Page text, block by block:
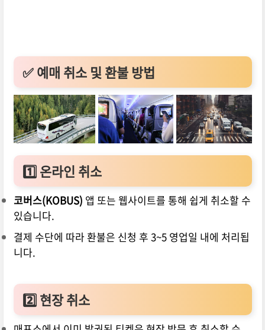
✅ 예매 취소 및 환불 방법
1️⃣온라인 취소
코버스(KOBUS) 앱 또는 웹사이트를 통해 쉽게 취소할 수
있습니다.
결제 수단에 따라 환불은 신청 후 3~5 영업일 내에 처리됩
니다.
2️⃣현장 취소